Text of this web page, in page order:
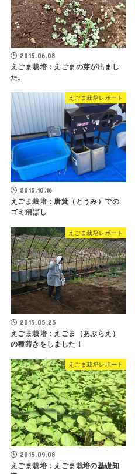
2015.06.08
えごま栽培：えごまの芽が出まし
た。
えごま栽培レポート
2015.10.16
えごま栽培：唐箕（とうみ）での
ゴミ飛ばし
えごま栽培レポート
2015.05.25
えごま栽培：えごま（あぶらえ）
の種蒔きをしました！
えごま栽培レポート
2015.09.08
えごま栽培：えごま栽培の基礎知